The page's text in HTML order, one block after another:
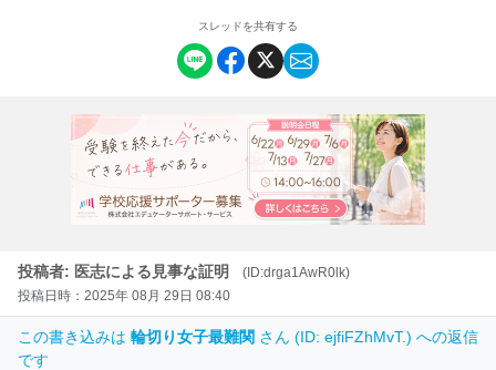
スレッドを共有する
投稿者: 医志による見事な証明
(ID:drga1AwR0lk)
投稿日時：2025年 08月 29日 08:40
この書き込みは 輪切り女子最難関 さん (ID: ejfiFZhMvT.) への返信
です